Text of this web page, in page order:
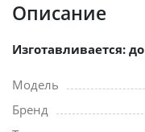
Описание
Изготавливается:
Модель
Бренд